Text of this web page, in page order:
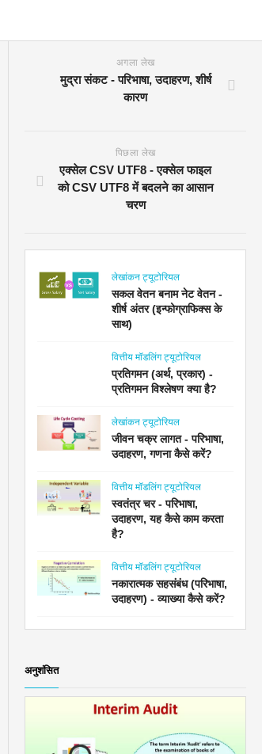
अगला लेख
मुद्रा संकट - परिभाषा, उदाहरण, शीर्ष
कारण
पिछला लेख
एक्सेल CSV UTF8 - एक्सेल फाइल
को CSV UTF8 में बदलने का आसान
चरण
लेखांकन ट्यूटोरियल
सकल वेतन बनाम नेट वेतन -
शीर्ष अंतर (इन्फोग्राफिक्स के
साथ)
वित्तीय मॉडलिंग ट्यूटोरियल
प्रतिगमन (अर्थ, प्रकार) -
प्रतिगमन विश्लेषण क्या है?
लेखांकन ट्यूटोरियल
जीवन चक्र लागत - परिभाषा,
उदाहरण, गणना कैसे करें?
वित्तीय मॉडलिंग ट्यूटोरियल
स्वतंत्र चर - परिभाषा,
उदाहरण, यह कैसे काम करता
है?
वित्तीय मॉडलिंग ट्यूटोरियल
नकारात्मक सहसंबंध (परिभाषा,
उदाहरण) - व्याख्या कैसे करें?
अनुशंसित